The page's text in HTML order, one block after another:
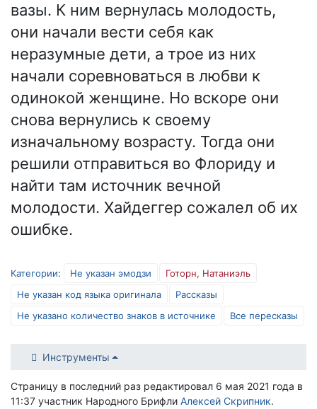
вазы. К ним вернулась молодость,
они начали вести себя как
неразумные дети, а трое из них
начали соревноваться в любви к
одинокой женщине. Но вскоре они
снова вернулись к своему
изначальному возрасту. Тогда они
решили отправиться во Флориду и
найти там источник вечной
молодости. Хайдеггер сожалел об их
ошибке.
Категории: Не указан эмодзи
Готорн, Натаниэль
Не указан код языка оригинала
Рассказы
Не указано количество знаков в источнике
Все пересказы
Инструменты
Страницу в последний раз редактировал 6 мая 2021 года в
11:37 участник Народного Брифли Алексей Скрипник.